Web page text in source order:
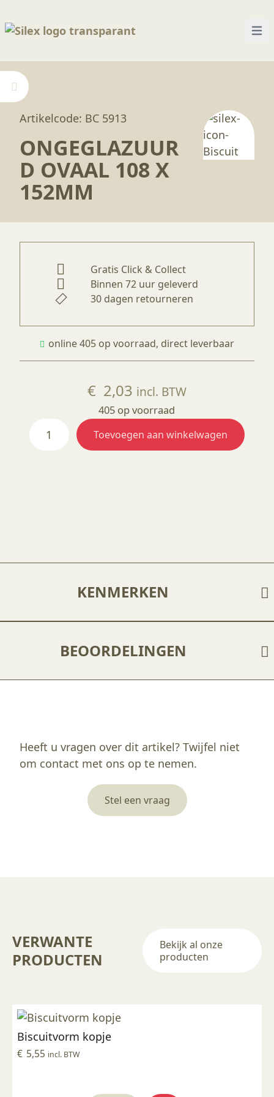
Artikelcode: BC 5913
ONGEGLAZUUR
D OVAAL 108 X
152MM
Gratis Click & Collect
Binnen 72 uur geleverd
30 dagen retourneren
online 405 op voorraad, direct leverbaar
€ 2,03 incl. BTW
405 op voorraad
Ongeglazuurd
ovaal
Toevoegen aan winkelwagen
KENMERKEN
BEOORDELINGEN
Heeft u vragen over dit artikel? Twijfel niet
om contact met ons op te nemen.
Stel een vraag
VERWANTE
PRODUCTEN
Bekijk al onze
producten
Biscuitvorm kopje
€ 5,55 incl. BTW